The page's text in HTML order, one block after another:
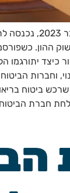
לפני כחצי שנה,
ההון.
כיצד
וחברות
ביטוח
חברת